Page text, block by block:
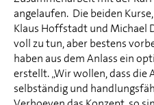
angelaufen. Die beiden
Klaus Hoffstadt und Michael
voll zu tun, aber bestens
haben aus dem Anlass ein
erstellt. „Wir wollen, dass die
selbständig und